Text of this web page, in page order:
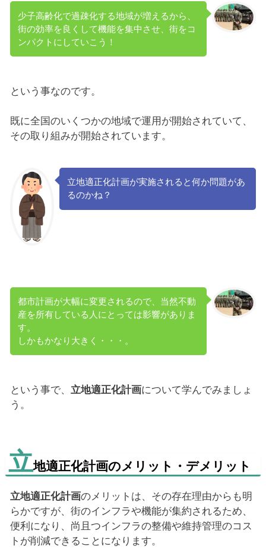
少子高齢化で過疎化する地域が増えるから、
街の効率を良くして機能を集中させ、街をコ
ンパクトにしていこう！
という事なのです。
既に全国のいくつかの地域で運用が開始されていて、
その取り組みが開始されています。
立地適正化計画が実施されると何か問題があ
るのかね？
都市計画が大幅に変更されるので、当然不動
産を所有している人にとっては影響がありま
す。
しかもかなり大きく・・・。
という事で、 立地適正化計画について学んでみましょ
う。
立地適正化計画のメリット・デメリット
立地適正化計画のメリットは、その存在理由からも明
らかですが、街のインフラや機能が集約されるため、
便利になり、尚且つインフラの整備や維持管理のコス
トが削減できることになります。